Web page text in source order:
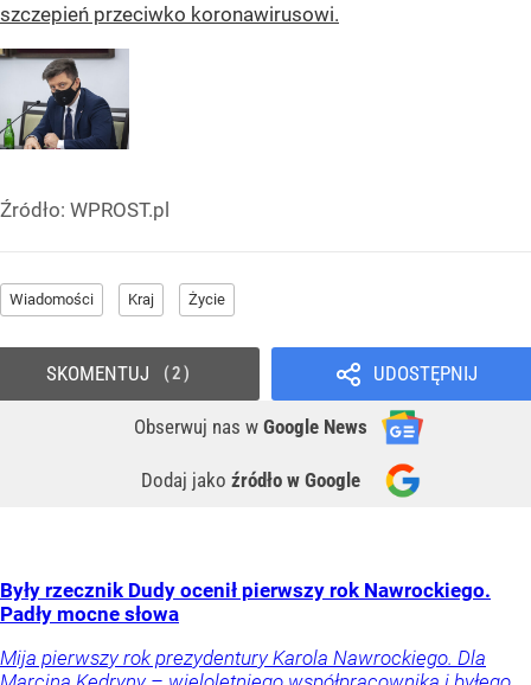
szczepień przeciwko koronawirusowi.
Źródło: WPROST.pl
Wiadomości Kraj Życie
UDOSTĘPNIJ
Obserwuj nas w Google News
Dodaj jako źródło w Google
SKOMENTUJ 2
Były rzecznik Dudy ocenił pierwszy rok Nawrockiego.
Padły mocne słowa
Mija pierwszy rok prezydentury Karola Nawrockiego. Dla